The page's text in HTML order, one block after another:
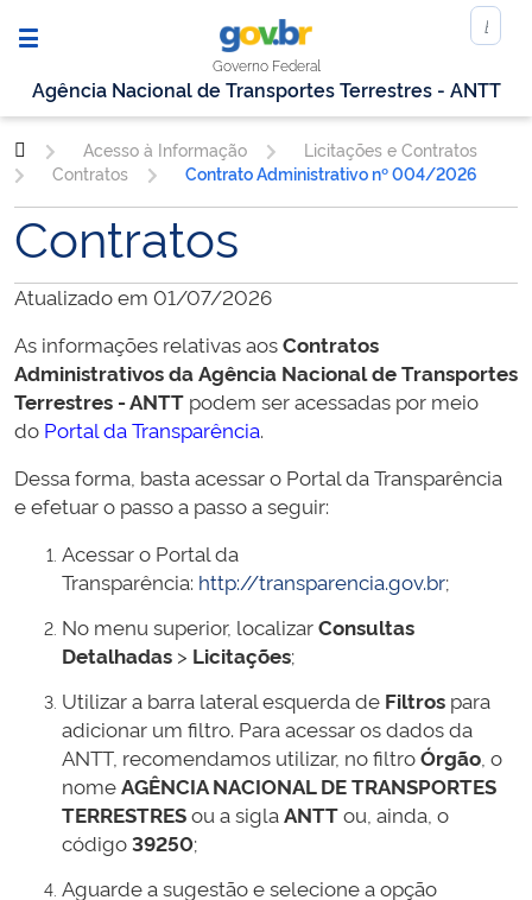
Governo Federal
Agência Nacional de Transportes Terrestres - ANTT
Acesso à Informação
Licitações e Contratos
Contratos
Contrato Administrativo nº 004/2026
Contratos
Atualizado em 01/07/2026
As informações relativas aosContratos
Administrativos daAgência Nacional de Transportes
Terrestres - ANTT podem ser acessadas por meio
do Portal da Transparência.
Dessa forma, basta acessar o Portal da Transparência
e efetuar o passo a passo a seguir:
Acessar o Portal da
Transparência: http://transparencia.gov.br;
No menu superior, localizarConsultas
Detalhadas > Licitações;
Utilizar a barra lateral esquerda de Filtros para
adicionar um filtro. Para acessar os dados da
ANTT, recomendamos utilizar, no filtroÓrgão , o
nomeAGÊNCIA NACIONAL DE TRANSPORTES
TERRESTRESou a siglaANTTou, ainda, o
código39250;
Aguarde a sugestão e selecione a opção